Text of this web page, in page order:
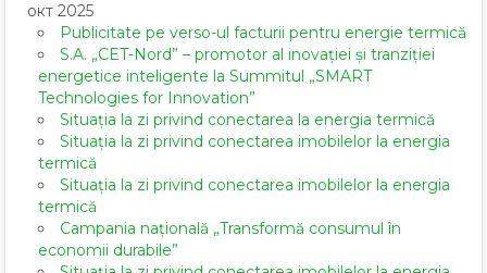
окт 2025
Publicitate pe verso-ul facturii pentru energie termică
S.A. „CET-Nord” – promotor al inovației și tranziției
energetice inteligente la Summitul „SMART
Technologies for Innovation”
Situația la zi privind conectarea la energia termică
Situația la zi privind conectarea imobilelor la energia
termică
Situația la zi privind conectarea imobilelor la energia
termică
Campania națională „Transformă consumul în
economii durabile”